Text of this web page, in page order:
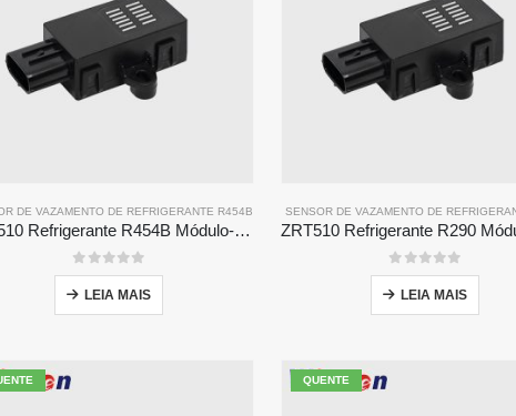
DE VAZAMENTO DE REFRIGERANTE R454B
ZRT510 Refrigerante R454B Módulo-Sensor de refrigerante ndir de alto desempenho
0fora de 5
LEIA MAIS
SENSOR DE VAZAMENTO DE
0fora de 5
LEIA MAIS
QUENTE